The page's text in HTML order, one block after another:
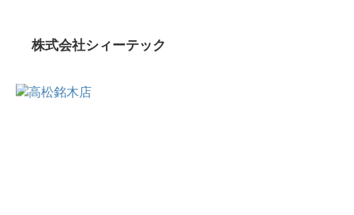
株式会社シィーテック